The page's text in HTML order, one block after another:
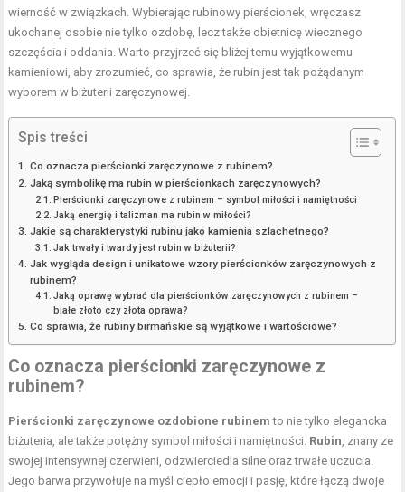
wierność w związkach. Wybierając rubinowy pierścionek, wręczasz
ukochanej osobie nie tylko ozdobę, lecz także obietnicę wiecznego
szczęścia i oddania. Warto przyjrzeć się bliżej temu wyjątkowemu
kamieniowi, aby zrozumieć, co sprawia, że rubin jest tak pożądanym
wyborem w biżuterii zaręczynowej.
Spis treści
Co oznacza pierścionki zaręczynowe z rubinem?
Jaką symbolikę ma rubin w pierścionkach zaręczynowych?
Pierścionki zaręczynowe z rubinem – symbol miłości i namiętności
Jaką energię i talizman ma rubin w miłości?
Jakie są charakterystyki rubinu jako kamienia szlachetnego?
Jak trwały i twardy jest rubin w biżuterii?
Jak wygląda design i unikatowe wzory pierścionków zaręczynowych z
rubinem?
Jaką oprawę wybrać dla pierścionków zaręczynowych z rubinem –
białe złoto czy złota oprawa?
Co sprawia, że rubiny birmańskie są wyjątkowe i wartościowe?
Co oznacza pierścionki zaręczynowe z
rubinem?
Pierścionki zaręczynowe ozdobione rubinem to nie tylko elegancka
biżuteria, ale także potężny symbol miłości i namiętności. Rubin , znany ze
swojej intensywnej czerwieni, odzwierciedla silne oraz trwałe uczucia.
Jego barwa przywołuje na myśl ciepło emocji i pasję, które łączą dwoje